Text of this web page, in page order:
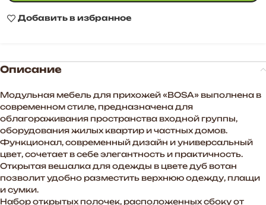
Добавить в избранное
Описание
Модульная мебель для прихожей «BOSA» выполнена в
современном стиле, предназначена для
облагораживания пространства входной группы,
оборудования жилых квартир и частных домов.
Функционал, современный дизайн и универсальный
цвет, сочетает в себе элегантность и практичность.
Открытая вешалка для одежды в цвете дуб вотан
позволит удобно разместить верхнюю одежду, плащи
и сумки.
Набор открытых полочек, расположенных сбоку от